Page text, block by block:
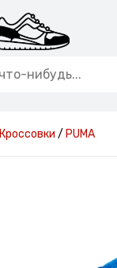
Кроссовки / PUMA